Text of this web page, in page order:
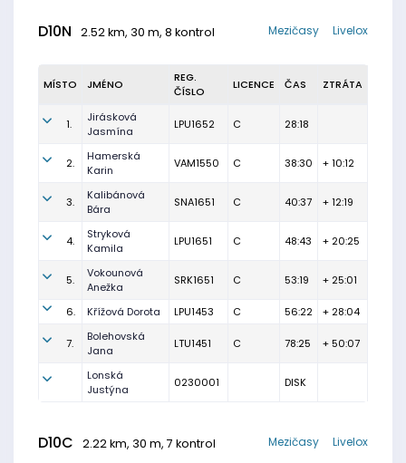
D10N 2.52 km, 30 m, 8 kontrol Livelox
Mezičasy
MÍSTO JMÉNO
REG.
ČÍSLO
LICENCE ČAS ZTRÁTA
1.
Jirásková
Jasmína
LPU1652 C 28:18
2.
Hamerská
Karin
VAM1550 C 38:30 + 10:12
3.
Kalibánová
Bára
SNA1651 C 40:37 + 12:19
4.
Stryková
Kamila
LPU1651 C 48:43 + 20:25
5.
Vokounová
Anežka
SRK1651 C 53:19 + 25:01
6. Křížová Dorota LPU1453 C 56:22 + 28:04
7.
Bolehovská
Jana
LTU1451 C 78:25 + 50:07
Lonská
Justýna
0230001 DISK
D10C 2.22 km, 30 m, 7 kontrol Livelox
Mezičasy